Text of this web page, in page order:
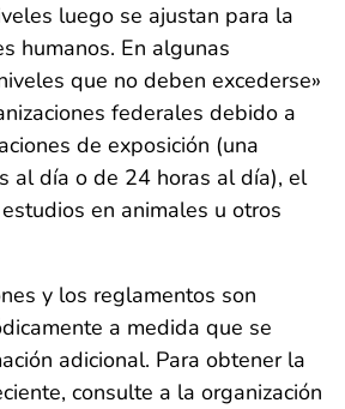
luego se ajustan para la
humanos. En algunas
que no deben excederse»
federales debido a
de exposición (una
al día o de 24 horas al día), el
en animales u otros
y los reglamentos son
a medida que se
adicional. Para obtener la
consulte a la organización